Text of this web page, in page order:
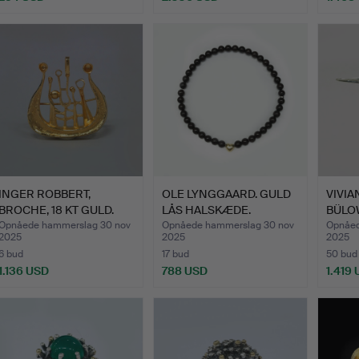
ROBBERT,
18 KT GULD.
hammerslag 30 nov
bud
USD
OLE LYNGGAARD. GULD
LÅS HALSKÆDE.
Opnåede hammerslag 30 nov
2025
17 bud
788 USD
MED
2025
50 bud
1.419